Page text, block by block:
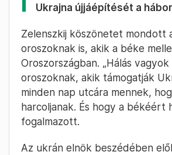
Ukrajna újjáépítését a
Zelenszkij köszönetet mondott
oroszoknak is, akik a béke
Oroszországban. „Hálás
oroszoknak, akik támogatják
minden nap utcára mennek,
harcoljanak. És hogy a békéért
fogalmazott.
Az ukrán elnök beszédében